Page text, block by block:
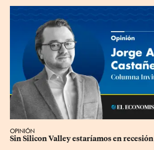
OPINIÓN
Sin Silicon Valley estaríamos en recesión